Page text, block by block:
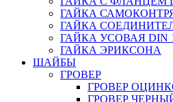
ГАЙКА
ГАЙКА
ГАЙКА УСОВАЯ DIN
ГАЙКА ЭРИКСОНА
ШАЙБЫ
ГРОВЕР
ГРОВЕР
ГРОВЕР